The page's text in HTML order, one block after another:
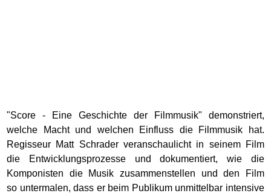
"Score - Eine Geschichte der Filmmusik" demonstriert,
welche Macht und welchen Einfluss die Filmmusik hat.
Regisseur Matt Schrader veranschaulicht in seinem Film
die Entwicklungsprozesse und dokumentiert, wie die
Komponisten die Musik zusammenstellen und den Film
so untermalen, dass er beim Publikum unmittelbar intensive